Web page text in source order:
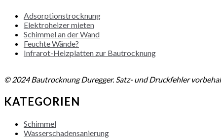
Adsorptionstrocknung
Elektroheizer mieten
Schimmel an der Wand
Feuchte Wände?
Infrarot-Heizplatten zur Bautrocknung
© 2024 Bautrocknung Duregger. Satz- und Druckfehler
KATEGORIEN
Schimmel
Wasserschadensanierung